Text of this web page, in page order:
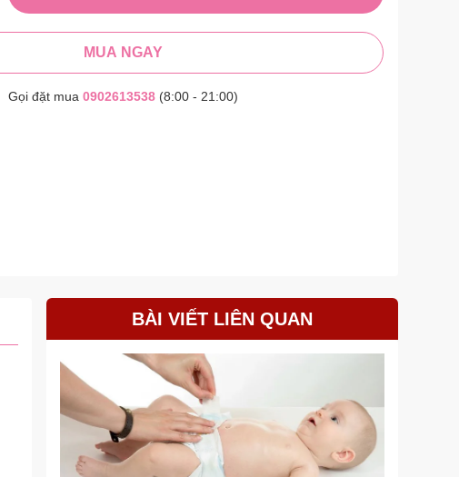
MUA NGAY
Gọi đặt mua 0902613538 (8:00 - 21:00)
BÀI VIẾT LIÊN QUAN